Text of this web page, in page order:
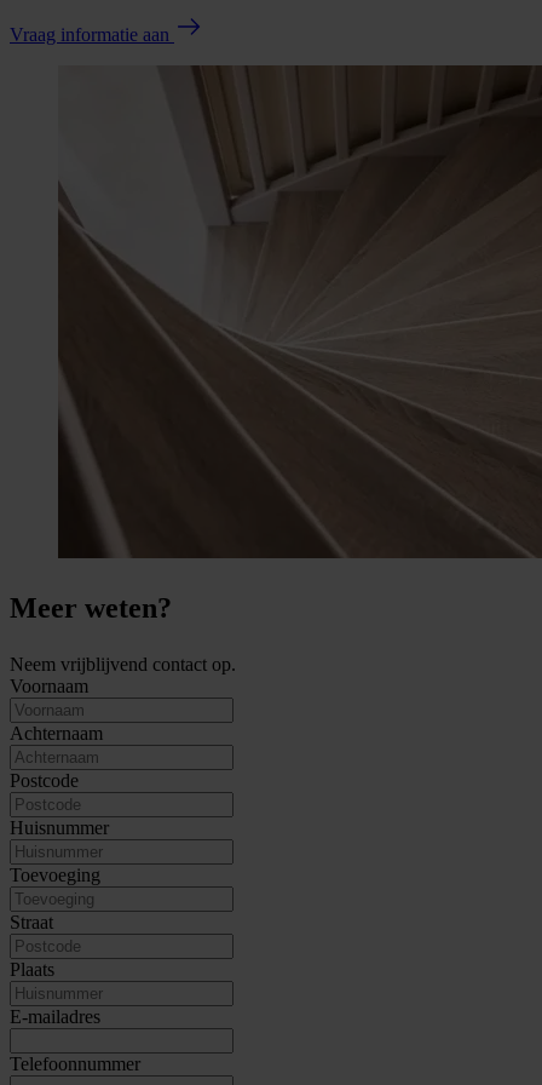
Vraag informatie aan
Meer weten?
Neem vrijblijvend contact op.
Voornaam
Achternaam
Postcode
Huisnummer
Toevoeging
Straat
Plaats
E-mailadres
Telefoonnummer